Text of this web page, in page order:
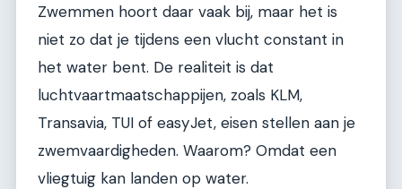
Zwemmen hoort daar vaak bij, maar het is
niet zo dat je tijdens een vlucht constant in
het water bent. De realiteit is dat
luchtvaartmaatschappijen, zoals KLM,
Transavia, TUI of easyJet, eisen stellen aan je
zwemvaardigheden. Waarom? Omdat een
vliegtuig kan landen op water.